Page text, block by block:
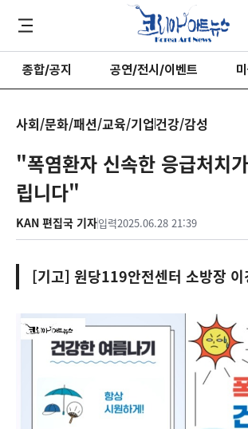
종합/공지 공연/전시/이벤트
사회/문화/패션/교육/기업건강/감성
"폭염환자 신속한 응급처치
립니다"
KAN 편집국 기자입력2025.06.28 21:39
[기고] 원당119안전센터 소방장 이